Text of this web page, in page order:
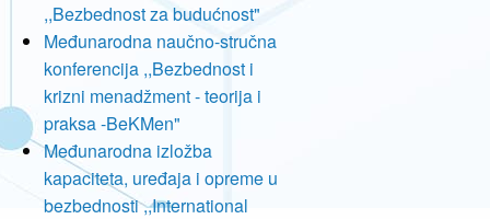
,,Bezbednost za budućnost"
Međunarodna naučno-stručna
konferencija ,,Bezbednost i
krizni menadžment - teorija i
praksa -BeKMen"
Međunarodna izložba
kapaciteta, uređaja i opreme u
bezbednosti ,,International